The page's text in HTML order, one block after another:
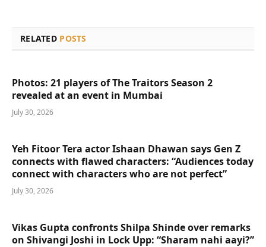
RELATED POSTS
Photos: 21 players of The Traitors Season 2
revealed at an event in Mumbai
July 30, 2026
Yeh Fitoor Tera actor Ishaan Dhawan says Gen Z
connects with flawed characters: “Audiences today
connect with characters who are not perfect”
July 30, 2026
Vikas Gupta confronts Shilpa Shinde over remarks
on Shivangi Joshi in Lock Upp: “Sharam nahi aayi?”